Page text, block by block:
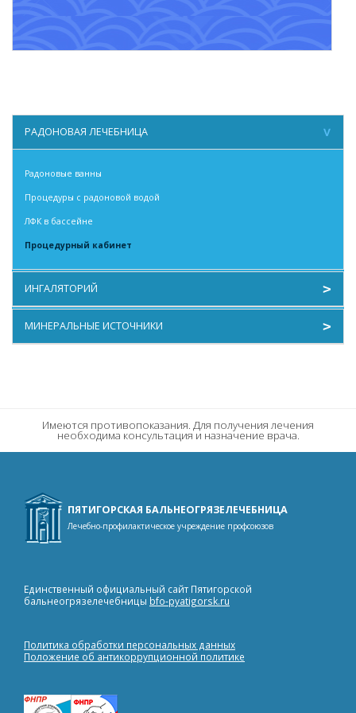
РАДОНОВАЯ ЛЕЧЕБНИЦА
Радоновые ванны
Процедуры с радоновой водой
ЛФК в бассейне
Процедурный кабинет
ИНГАЛЯТОРИЙ
Ингаляции и климатолечение
Электролечение и лечение ультразвуком
МИНЕРАЛЬНЫЕ ИСТОЧНИКИ
Имеются противопоказания. Для получения лечения
необходима консультация и назначение врача.
ПЯТИГОРСКАЯ БАЛЬНЕОГРЯЗЕЛЕЧЕБНИЦА
Лечебно-профилактическое учреждение профсоюзов
Единственный официальный сайт Пятигорской
бальнеогрязелечебницы bfo-pyatigorsk.ru
Политика обработки персональных данных
Положение об антикоррупционной политике